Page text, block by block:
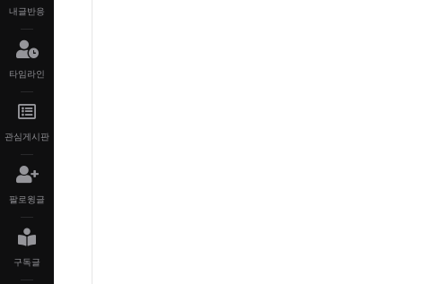
내글반응
타임라인
관심게시판
팔로윙글
구독글